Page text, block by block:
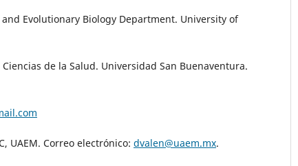
Evolutionary Biology Department. University of
de la Salud. Universidad San Buenaventura.
UAEM. Correo electrónico: dvalen@uaem.mx.